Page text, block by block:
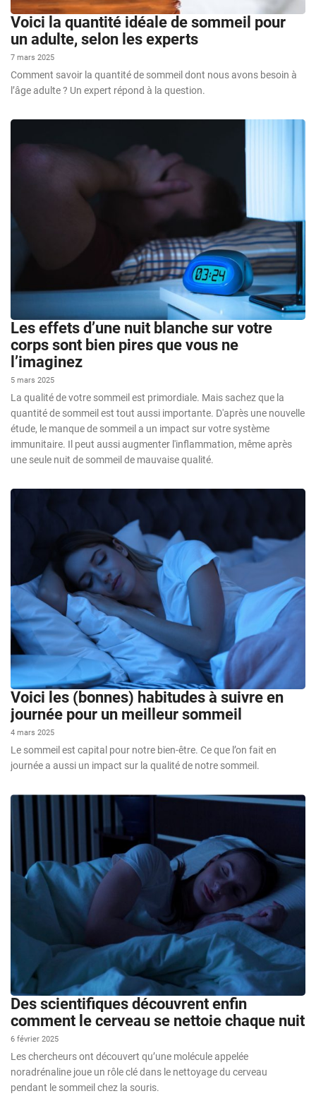
Voici la quantité idéale de sommeil pour
un adulte, selon les experts
7 mars 2025
Comment savoir la quantité de sommeil dont nous avons besoin à
l’âge adulte ? Un expert répond à la question.
Les effets d’une nuit blanche sur votre
corps sont bien pires que vous ne
l’imaginez
5 mars 2025
La qualité de votre sommeil est primordiale. Mais sachez que la
quantité de sommeil est tout aussi importante. D'après une nouvelle
étude, le manque de sommeil a un impact sur votre système
immunitaire. Il peut aussi augmenter l'inflammation, même après
une seule nuit de sommeil de mauvaise qualité.
Voici les (bonnes) habitudes à suivre en
journée pour un meilleur sommeil
4 mars 2025
Le sommeil est capital pour notre bien-être. Ce que l’on fait en
journée a aussi un impact sur la qualité de notre sommeil.
Des scientifiques découvrent enfin
comment le cerveau se nettoie chaque nuit
6 février 2025
Les chercheurs ont découvert qu’une molécule appelée
noradrénaline joue un rôle clé dans le nettoyage du cerveau
pendant le sommeil chez la souris.